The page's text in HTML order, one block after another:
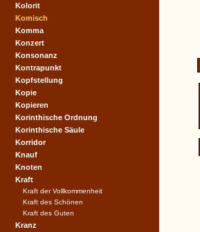
Kolorit
Komisch
Komma
Konzert
Konsonanz
Kontrapunkt
Kopfstellung
Kopie
Kopieren
Korinthische Ordnung
Korinthische Säule
Korridor
Knauf
Knoten
Kraft
Kraft der Vollkommenheit
Kraft des Schönen
Kraft des Guten
Kranz